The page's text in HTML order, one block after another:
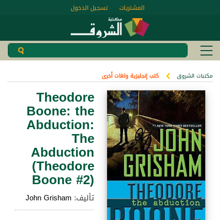
تسجيل الدخول المشتريات
مكتبات الشروق كتب إنجليزية ولغات أخرى
Theodore
Boone: the
Abduction:
The
Abduction
(Theodore
Boone #2)
تأليف: John Grisham